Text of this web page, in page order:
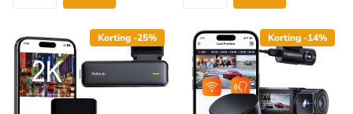
Korting -25% Korting -14%